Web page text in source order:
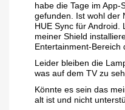
habe die Tage im App-
gefunden. Ist wohl der
HUE Sync für Android.
meiner Shield
Entertainment-Bereich
Leider bleiben die
was auf dem TV zu
Könnte es sein das
alt ist und nicht